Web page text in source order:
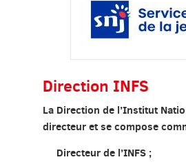
Direction INFS
La Direction de l’Institut
directeur et se compose
Directeur de l’INFS ;